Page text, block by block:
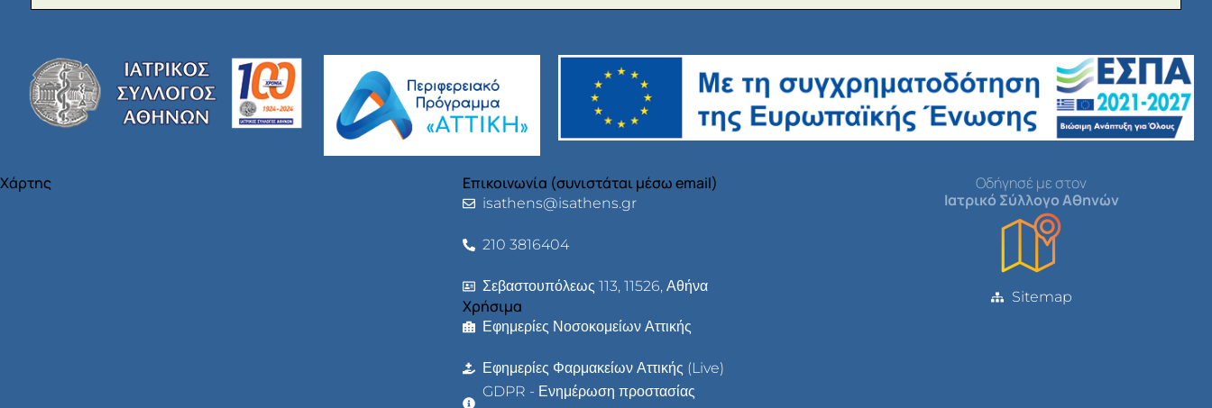
Χάρτης Επικοινωνία (συνιστάται μέσω email)
isathens@isathens.gr
210 3816404
Σεβαστουπόλεως 113, 11526, Αθήνα
Χρήσιμα
Εφημερίες Νοσοκομείων Αττικής
Εφημερίες Φαρμακείων Αττικής (Live)
GDPR - Ενημέρωση προστασίας
Οδήγησέ με στον
Ιατρικό Σύλλογο Αθηνών
Sitemap